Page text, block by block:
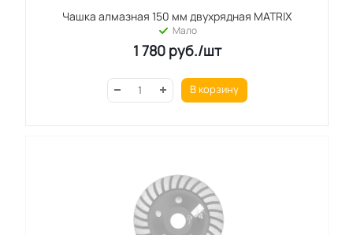
Чашка алмазная 150 мм двухрядная MATRIX
Мало
1 780руб./шт
В корзину